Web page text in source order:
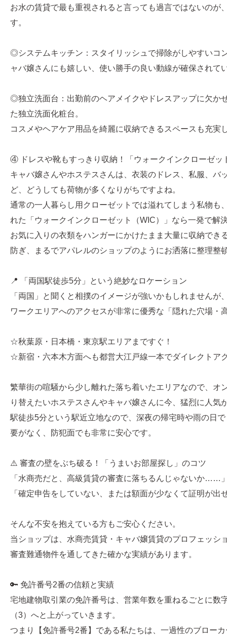
お水の賃貸で最も重視されると言っても過言ではないのが
す。
◎システムキッチン：スタイリッシュで掃除がしやすいコ
ャバ嬢さんにも嬉しい、使い勝手の良い動線が確保されて
◎独立洗面台：出勤前のヘアメイクやドレスアップに欠か
た独立洗面化粧台。
コスメやヘアケア用品を綺麗に収納できるスペースも充実
④ ドレスや靴もすっきり収納！「ウォークインクローゼッ
キャバ嬢さんやホステスさんは、衣装のドレス、私服、バ
ど、どうしても荷物が多くなりがちですよね。
通常の一人暮らし用クローゼットでは溢れてしまう私物も
れた「ウォークインクローゼット（WIC）」なら一発で解
お気に入りの衣類をハンガーにかけたまま大量に収納でき
防ぎ、まるでアパレルのショップのようにお洒落に整理整
📍 「両国駅徒歩5分」という絶妙なロケーション
「両国」と聞くと相撲のイメージが強いかもしれませんが
ワークエリアへのアクセスが非常に優秀な「隠れた穴場・
☆秋葉原・日本橋・東京駅エリアまですぐ！
☆新宿・六本木方面へも都営大江戸線一本でダイレクトア
繁華街の喧騒から少し離れた落ち着いたエリアなので、オ
り替えたいホステスさんやキャバ嬢さんに今、猛烈に人気
駅徒歩5分という駅近立地なので、深夜の帰宅時や雨の日
要がなく、防犯面でも非常に安心です。
⚠️ 審査の壁をぶち破る！「うまいお部屋探し」のコツ
「水商売だと、高級賃貸の審査に落ちるんじゃないか……
「確定申告をしていない、または額面が少なくて証明が
そんな不安を抱えている方もご安心ください。
当ショップは、水商売賃貸・キャバ嬢賃貸のプロフェッシ
審査難通物件を通してきた確かな実績があります。
🔑 免許番号2番の信頼と実績
宅地建物取引業の免許番号は、営業年数を重ねるごとに数
（3）へと上がっていきます。
つまり【免許番号2番】である私たちは、一過性のブロー